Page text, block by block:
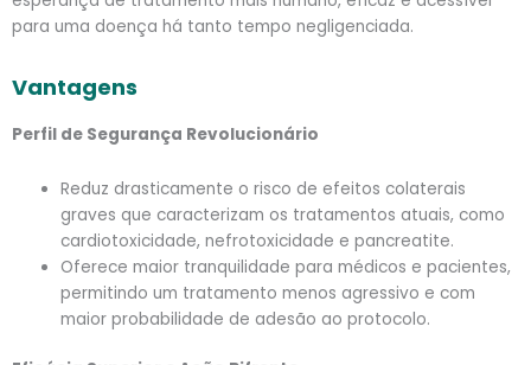
para uma doença há tanto tempo negligenciada.
Vantagens
Perfil de Segurança Revolucionário
Reduz drasticamente o risco de efeitos colaterais
graves que caracterizam os tratamentos atuais, como
cardiotoxicidade, nefrotoxicidade e pancreatite.
Oferece maior tranquilidade para médicos e pacientes,
permitindo um tratamento menos agressivo e com
maior probabilidade de adesão ao protocolo.